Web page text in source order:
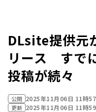
DLsite提供元
リース すで
投稿が続々
公開 2025年11月06日 11時
更新 2025年11月06日 11時